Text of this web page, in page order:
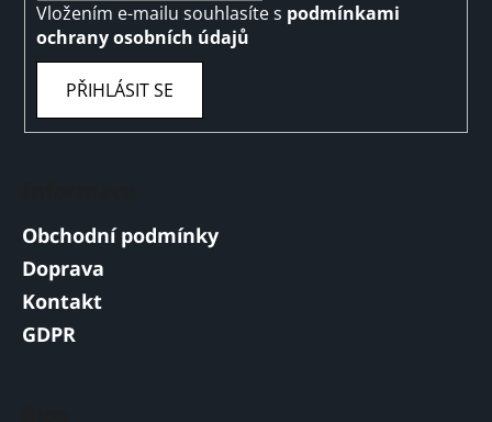
Vložením e-mailu souhlasíte s podmínkami
ochrany osobních údajů
PŘIHLÁSIT SE
Obchodní podmínky
Doprava
Kontakt
GDPR